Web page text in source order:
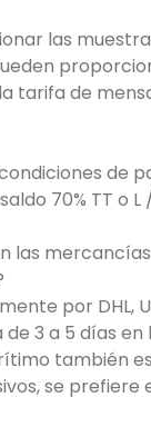
las
tarifa de
de
70% TT o L
las
por DHL,
3 a 5 días en
también
se